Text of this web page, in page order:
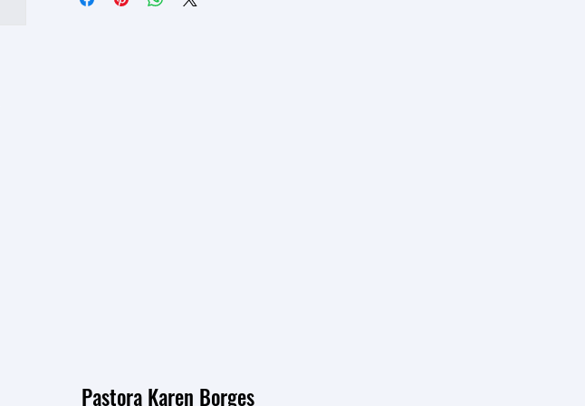
generas confianza y credibilidad en tus clientes, pues
Pastora Karen Borges